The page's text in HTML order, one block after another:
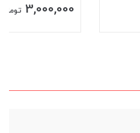
3,000,000 تومان